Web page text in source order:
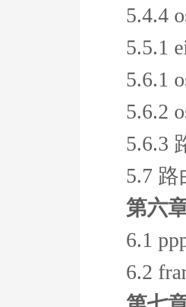
5.4.4
5.5.1
5.6.1
5.6.2
5.6.3
5.7 路
第六
6.1
6.2